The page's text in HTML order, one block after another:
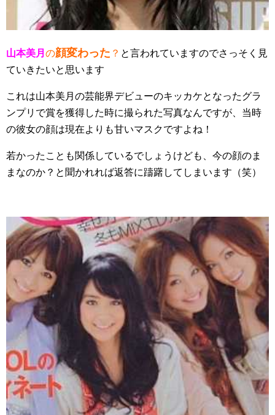
山本美月 の顔変わった ？ と言われていますのでさっそく見
ていきたいと思います
これは山本美月の芸能界デビューのキッカケとなったグラ
ンプリで賞を獲得した時に撮られた写真なんですが、当時
の彼女の顔は現在よりも甘いマスクですよね！
若かったことも関係しているでしょうけども、今の顔のま
まなのか？と聞かれれば返答に躊躇してしまいます（笑）